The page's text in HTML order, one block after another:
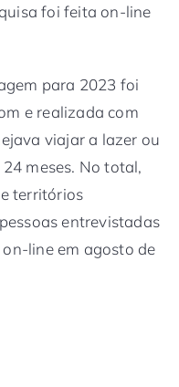
foi feita on-line
para 2023 foi
e realizada com
viajar a lazer ou
meses. No total,
territórios
entrevistadas
line em agosto de